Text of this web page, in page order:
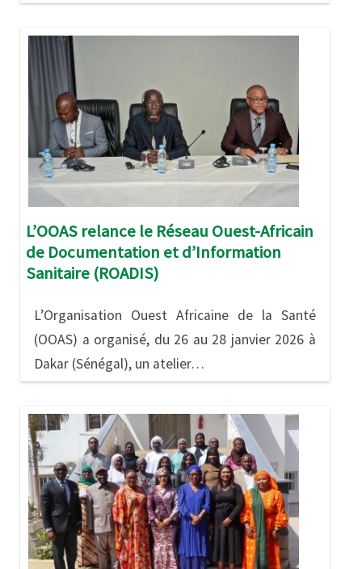
Image
L’OOAS relance le Réseau Ouest-Africain
de Documentation et d’Information
Sanitaire (ROADIS)
L’Organisation Ouest Africaine de la Santé
(OOAS) a organisé, du 26 au 28 janvier 2026 à
Dakar (Sénégal), un atelier…
Image